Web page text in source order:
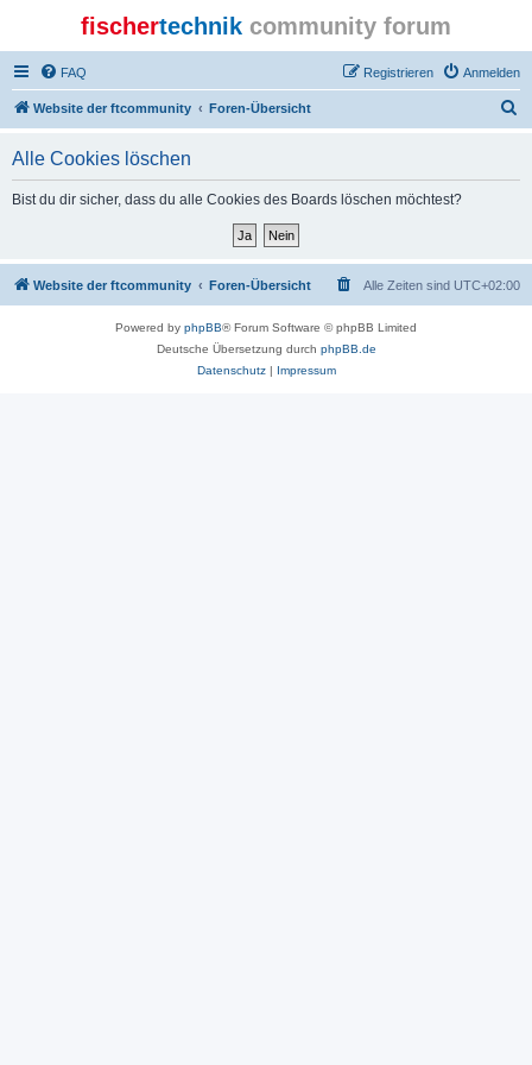
fischertechnik community forum
FAQ Anmelden
Registrieren
Website der ftcommunity Foren-Übersicht
Alle Cookies löschen
Bist du dir sicher, dass du alle Cookies des Boards löschen möchtest?
Website der ftcommunity Foren-Übersicht Alle Zeiten sind UTC+02:00
Powered by phpBB® Forum Software © phpBB Limited
Deutsche Übersetzung durch phpBB.de
Datenschutz| Impressum